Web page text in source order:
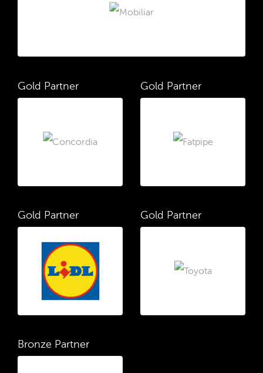
Gold Partner Gold Partner
Gold Partner Gold Partner
Bronze Partner